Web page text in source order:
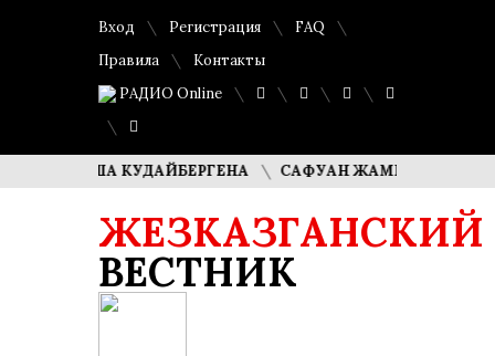
Вход Регистрация
FAQ
Правила
Контакты
РАДИО Online
КУДАЙБЕРГЕНА САФУАН ЖАМПЕИСОВ: «МЫ
ЖЕЗКАЗГАНСКИЙ
ВЕСТНИК